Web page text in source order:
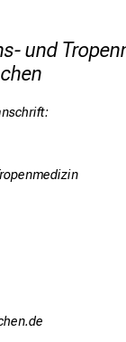
und
mai